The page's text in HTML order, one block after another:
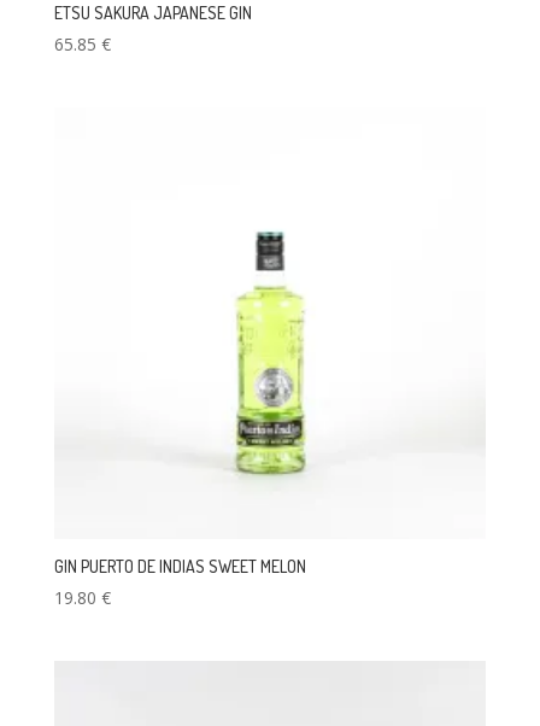
ETSU SAKURA JAPANESE GIN
65.85 €
GIN PUERTO DE INDIAS SWEET MELON
19.80 €